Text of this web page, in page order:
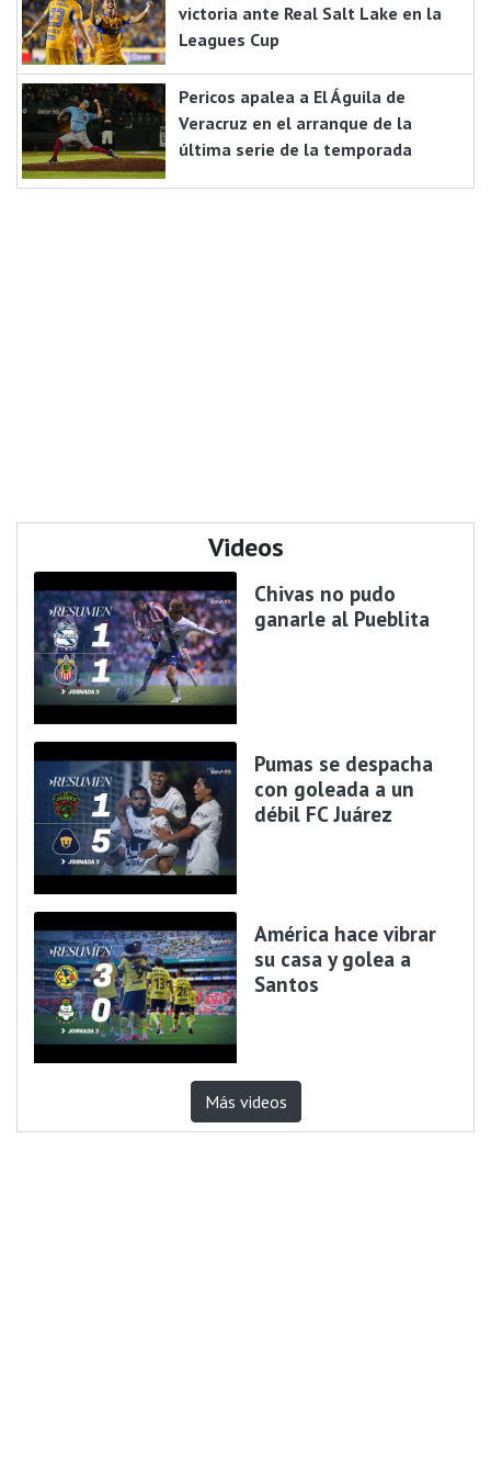
victoria ante Real Salt Lake en la
Leagues Cup
Pericos apalea a El Águila de
Veracruz en el arranque de la
última serie de la temporada
Videos
Chivas no pudo
ganarle al Pueblita
Pumas se despacha
con goleada a un
débil FC Juárez
América hace vibrar
su casa y golea a
Santos
Más videos